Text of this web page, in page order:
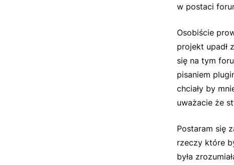
w postaci
Osobiście
projekt upadł
się na tym
pisaniem
chciały by
uważacie że
Postaram się
rzeczy które
była